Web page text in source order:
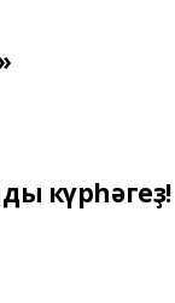
күрһәгеҙ!